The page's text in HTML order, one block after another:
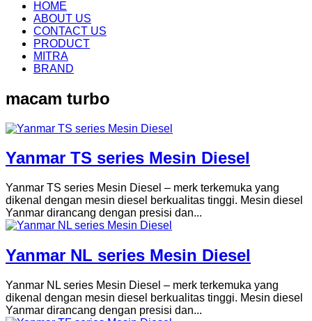
Skip
content
HOME
ABOUT US
CONTACT US
PRODUCT
MITRA
BRAND
macam turbo
Yanmar TS series Mesin Diesel
Yanmar TS series Mesin Diesel – merk terkemuka yang
dikenal dengan mesin diesel berkualitas tinggi. Mesin diesel
Yanmar dirancang dengan presisi dan...
Yanmar NL series Mesin Diesel
Yanmar NL series Mesin Diesel – merk terkemuka yang
dikenal dengan mesin diesel berkualitas tinggi. Mesin diesel
Yanmar dirancang dengan presisi dan...